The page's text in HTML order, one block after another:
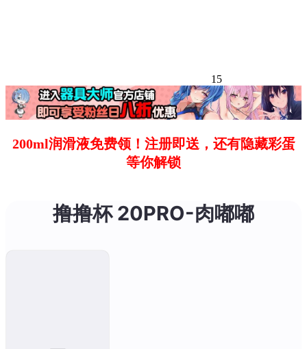
15
200ml润滑液免费领！注册即送，还有隐藏彩蛋
等你解锁
撸撸杯 20PRO-肉嘟嘟